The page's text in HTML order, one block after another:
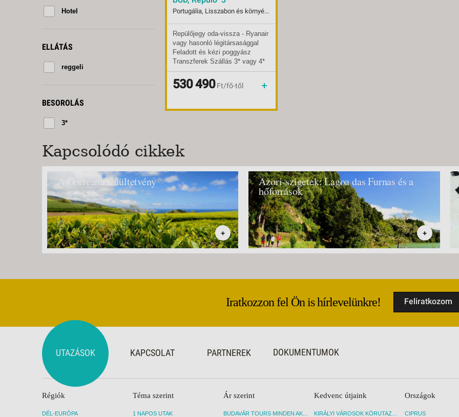
BUDAVÁR TOURS
UTAZÁSOK
Hotel
ELLÁTÁS
reggeli
BESOROLÁS
3*
Portugália, Lisszabon és környéke, Estoril
Indulások:
2026.09.15-tól
Időpontok:
2 db
Ellátás:
reggeli
Típus:
Klasszikus körutazás
Besorolás:
3*
Szállás:
Hotel
Utazás:
menetrendszerinti járattal
Repülőjegy oda-vissza - Ryanair
vagy hasonló légitársasággal
Feladott és kézi poggyász
Transzferek Szállás 3* vagy 4*
hotelekben Reggeli
Kirándulóprogramokat a leírás
szerint (3, 4, 5, 6, 7. nap –
megjelölt részek) Magyar
530 490Ft/fő-től
Kapcsolódó cikkek
A Gorreana teaültetvény
+
Azori-szigetek: Lagoa das Furnas és a
hőforrások
+
Iratkozzon fel Ön is hírlevelünkre! Feliratkozom
UTAZÁSOK KAPCSOLAT PARTNEREK DOKUMENTUMOK
Régiók
DÉL-EURÓPA
Téma szerint
1 NAPOS UTAK
Ár szerint Kedvenc útjaink Országok
CIPRUS